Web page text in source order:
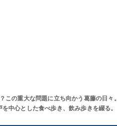
この重大な問題に立ち向かう葛藤の日々。
中心とした食べ歩き、飲み歩きを綴る。